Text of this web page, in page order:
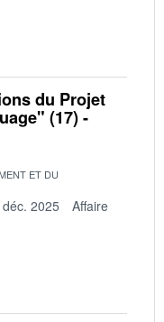
du Projet
(17) -
ET DU
2025
Affaire